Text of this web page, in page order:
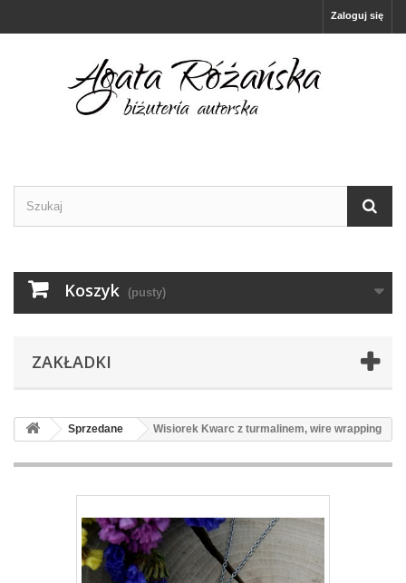
Zaloguj się
Koszyk (pusty)
ZAKŁADKI
Sprzedane Wisiorek Kwarc z turmalinem, wire wrapping